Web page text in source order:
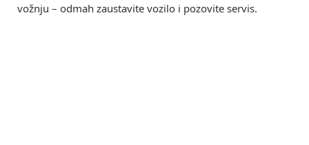
vožnju – odmah zaustavite vozilo i pozovite servis.